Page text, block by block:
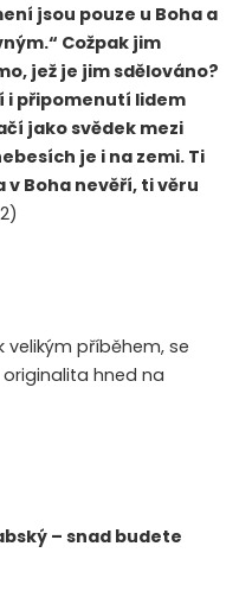
jsou pouze u Boha a
Cožpak jim
jež je jim sdělováno?
i připomenutí lidem
jako svědek mezi
je i na zemi. Ti
v Boha nevěří, ti věru
velikým příběhem, se
hned na
– snad budete